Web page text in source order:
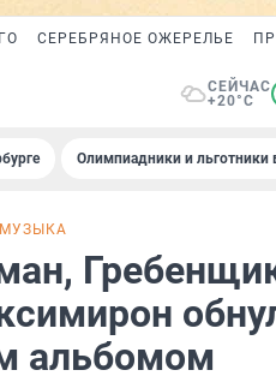
СЕРЕБРЯНОЕ ОЖЕРЕЛЬЕ
СЕЙЧАС
+20°C
Олимпиадники и льготники
МУЗЫКА
альбомом